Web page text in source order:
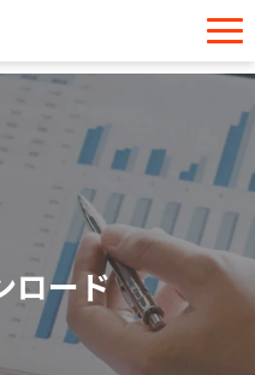
一覧
報
せ
ロード